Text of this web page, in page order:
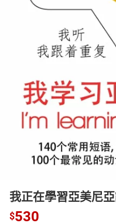
男裝
日本購物 電子/紙本
HOT
我正在學習亞美尼亞
$530